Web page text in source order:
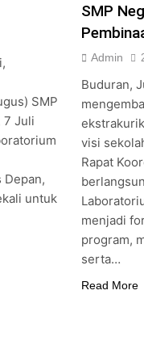
SMP
7 Juli
untuk
SMP
Admin
Buduran,
visi
Rapat
menjadi
program,
serta…
Read More